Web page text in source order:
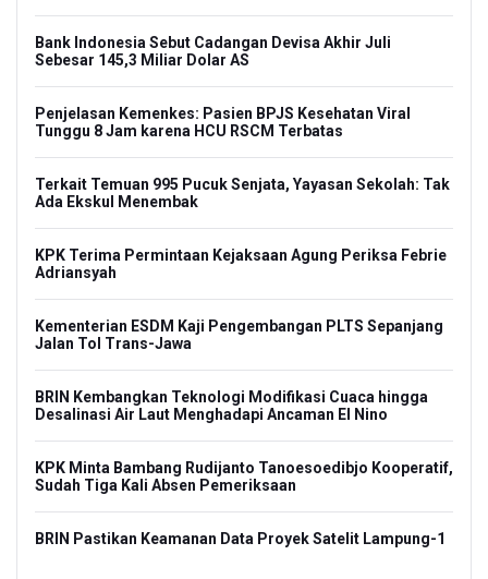
Bank Indonesia Sebut Cadangan Devisa Akhir Juli
Sebesar 145,3 Miliar Dolar AS
Penjelasan Kemenkes: Pasien BPJS Kesehatan Viral
Tunggu 8 Jam karena HCU RSCM Terbatas
Terkait Temuan 995 Pucuk Senjata, Yayasan Sekolah: Tak
Ada Ekskul Menembak
KPK Terima Permintaan Kejaksaan Agung Periksa Febrie
Adriansyah
Kementerian ESDM Kaji Pengembangan PLTS Sepanjang
Jalan Tol Trans-Jawa
BRIN Kembangkan Teknologi Modifikasi Cuaca hingga
Desalinasi Air Laut Menghadapi Ancaman El Nino
KPK Minta Bambang Rudijanto Tanoesoedibjo Kooperatif,
Sudah Tiga Kali Absen Pemeriksaan
BRIN Pastikan Keamanan Data Proyek Satelit Lampung-1